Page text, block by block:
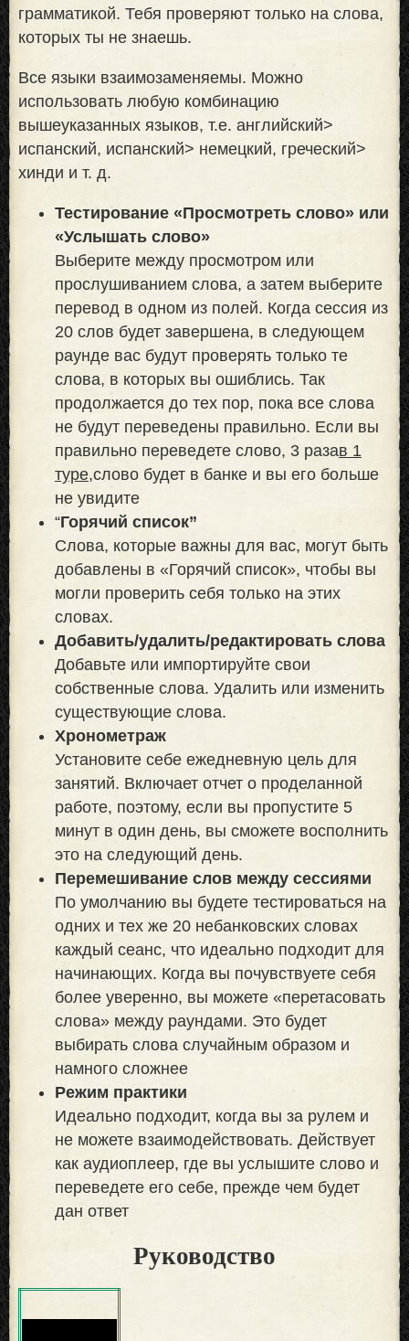
грамматикой. Тебя проверяют только на слова,
которых ты не знаешь.
Все языки взаимозаменяемы. Можно
использовать любую комбинацию
вышеуказанных языков, т.е. английский>
испанский, испанский> немецкий, греческий>
хинди и т. д.
Тестирование «Просмотреть слово» или
«Услышать слово»
Выберите между просмотром или
прослушиванием слова, а затем выберите
перевод в одном из полей. Когда сессия из
20 слов будет завершена, в следующем
раунде вас будут проверять только те
слова, в которых вы ошиблись. Так
продолжается до тех пор, пока все слова
не будут переведены правильно. Если вы
правильно переведете слово, 3 разав 1
туре,слово будет в банке и вы его больше
не увидите
“Горячий список”
Слова, которые важны для вас, могут быть
добавлены в «Горячий список», чтобы вы
могли проверить себя только на этих
словах.
Добавить/удалить/редактировать слова
Добавьте или импортируйте свои
собственные слова. Удалить или изменить
существующие слова.
Хронометраж
Установите себе ежедневную цель для
занятий. Включает отчет о проделанной
работе, поэтому, если вы пропустите 5
минут в один день, вы сможете восполнить
это на следующий день.
Перемешивание слов между сессиями
По умолчанию вы будете тестироваться на
одних и тех же 20 небанковских словах
каждый сеанс, что идеально подходит для
начинающих. Когда вы почувствуете себя
более уверенно, вы можете «перетасовать
слова» между раундами. Это будет
выбирать слова случайным образом и
намного сложнее
Режим практики
Идеально подходит, когда вы за рулем и
не можете взаимодействовать. Действует
как аудиоплеер, где вы услышите слово и
переведете его себе, прежде чем будет
дан ответ
Руководство